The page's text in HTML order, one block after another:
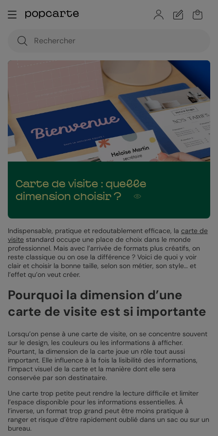
Carte de visite : quelle
dimension choisir ?
Indispensable, pratique et redoutablement efficace, la carte de
visite standard occupe une place de choix dans le monde
professionnel. Mais avec l’arrivée de formats plus créatifs, on
reste classique ou on ose la différence ? Voici de quoi y voir
clair et choisir la bonne taille, selon son métier, son style… et
l’effet qu’on veut créer.
Pourquoi la dimension d’une
carte de visite est si importante
Lorsqu’on pense à une carte de visite, on se concentre souvent
sur le design, les couleurs ou les informations à afficher.
Pourtant, la dimension de la carte joue un rôle tout aussi
important. Elle influence à la fois la lisibilité des informations,
l’impact visuel de la carte et la manière dont elle sera
conservée par son destinataire.
Une carte trop petite peut rendre la lecture difficile et limiter
l’espace disponible pour les informations essentielles. À
l’inverse, un format trop grand peut être moins pratique à
ranger et risque d’être rapidement oublié dans un sac ou sur un
bureau.